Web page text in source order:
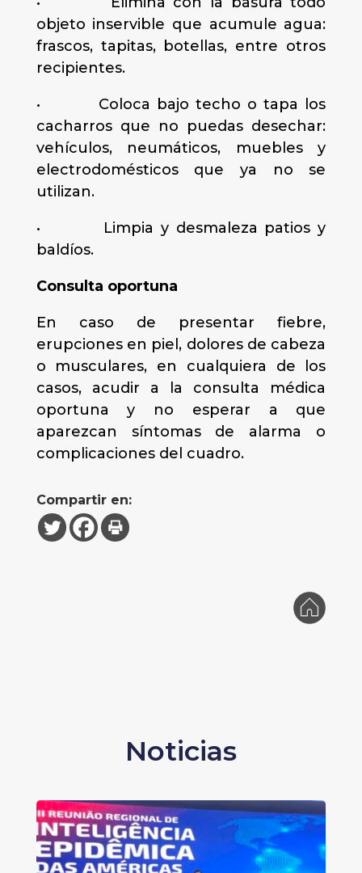
objeto inservible que acumule agua:
frascos, tapitas, botellas, entre otros
recipientes.
• Coloca bajo techo o tapa los
cacharros que no puedas desechar:
vehículos, neumáticos, muebles y
electrodomésticos que ya no se
utilizan.
• Limpia y desmaleza patios y
baldíos.
Consulta oportuna
En caso de presentar fiebre,
erupciones en piel, dolores de cabeza
o musculares, en cualquiera de los
casos, acudir a la consulta médica
oportuna y no esperar a que
aparezcan síntomas de alarma o
complicaciones del cuadro.
Compartir en:
Noticias